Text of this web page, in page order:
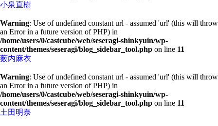
小泉直樹
Warning: Use of undefined constant url - assumed 'url' (this will throw
an Error in a future version of PHP) in
/home/users/0/castcube/web/seseragi-shinkyuin/wp-
content/themes/seseragi/blog_sidebar_tool.php on line 11
薮内麻衣
Warning: Use of undefined constant url - assumed 'url' (this will throw
an Error in a future version of PHP) in
/home/users/0/castcube/web/seseragi-shinkyuin/wp-
content/themes/seseragi/blog_sidebar_tool.php on line 11
土田明奈